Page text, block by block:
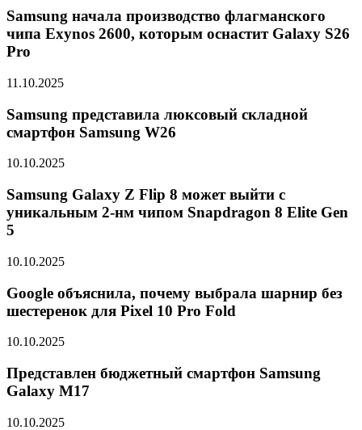
Samsung начала производство флагманского
чипа Exynos 2600, которым оснастит Galaxy S26
Pro
11.10.2025
Samsung представила люксовый складной
смартфон Samsung W26
10.10.2025
Samsung Galaxy Z Flip 8 может выйти с
уникальным 2-нм чипом Snapdragon 8 Elite Gen
5
10.10.2025
Google объяснила, почему выбрала шарнир без
шестеренок для Pixel 10 Pro Fold
10.10.2025
Представлен бюджетный смартфон Samsung
Galaxy M17
10.10.2025